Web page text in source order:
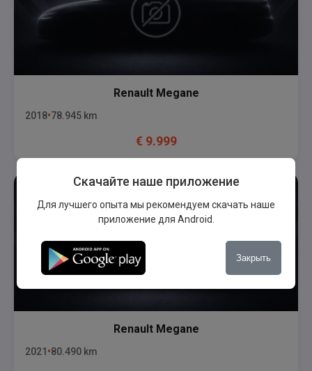
Renault Megane
2018 78.945 km
€ 9.999
Renault Megane
2021 80.490 km
Скачайте наше приложение
Для лучшего опыта мы рекомендуем скачать наше
приложение для Android.
Закрыть